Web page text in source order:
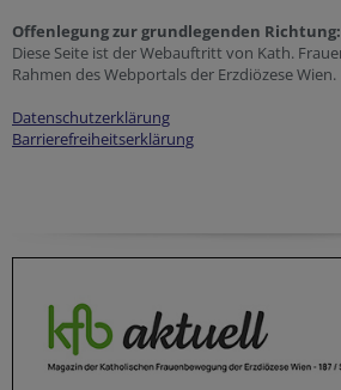
Offenlegung zur grundlegenden Richtung:
Diese Seite ist der Webauftritt von Kath.
Rahmen des Webportals der Erzdiözese Wien.
Datenschutzerklärung
Barrierefreiheitserklärung